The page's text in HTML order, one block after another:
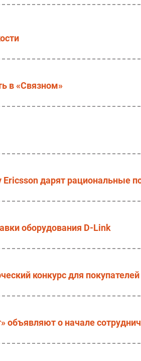
в «Связном»
дарят рациональные
оборудования D-Link
конкурс для покупателей
объявляют о начале